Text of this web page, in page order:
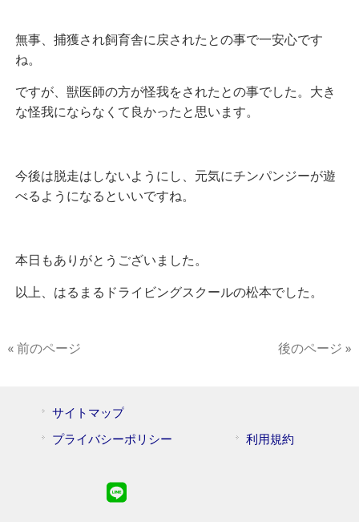
無事、捕獲され飼育舎に戻されたとの事で一安心です
ね。
ですが、獣医師の方が怪我をされたとの事でした。大き
な怪我にならなくて良かったと思います。
今後は脱走はしないようにし、元気にチンパンジーが遊
べるようになるといいですね。
本日もありがとうございました。
以上、はるまるドライビングスクールの松本でした。
« 前のページ 後のページ »
サイトマップ
プライバシーポリシー
利用規約